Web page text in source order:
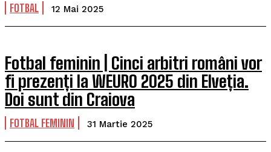
FOTBAL 12 Mai 2025
Fotbal feminin | Cinci arbitri români vor
fi prezenți la WEURO 2025 din Elveția.
Doi sunt din Craiova
FOTBAL FEMININ 31 Martie 2025